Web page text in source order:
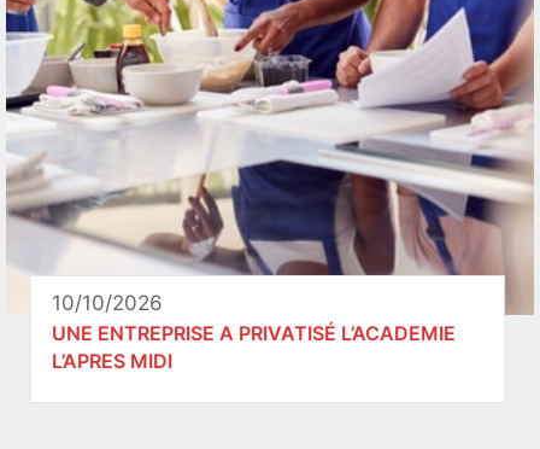
10/10/2026
UNE ENTREPRISE A PRIVATISÉ L’ACADEMIE
L’APRES MIDI